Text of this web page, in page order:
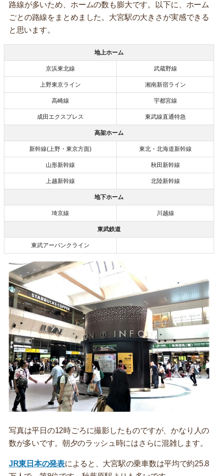
路線が多いため、ホームの数も膨大です。以下に、ホーム
ごとの路線をまとめました。大宮駅の大きさが実感できる
と思います。
地上ホーム
京浜東北線 武蔵野線
上野東京ライン 湘南新宿ライン
高崎線 宇都宮線
成田エクスプレス 東武線直通特急
高架ホーム
新幹線(上野・東京方面) 東北・北海道新幹線
山形新幹線 秋田新幹線
上越新幹線 北陸新幹線
地下ホーム
埼京線 川越線
東武鉄道
東武アーバンクライン
写真は平日の12時ごろに撮影したものですが、かなり人の
数が多いです。朝夕のラッシュ時にはさらに混雑します。
JR東日本の発表によると、大宮駅の乗車数は平均で約25.8